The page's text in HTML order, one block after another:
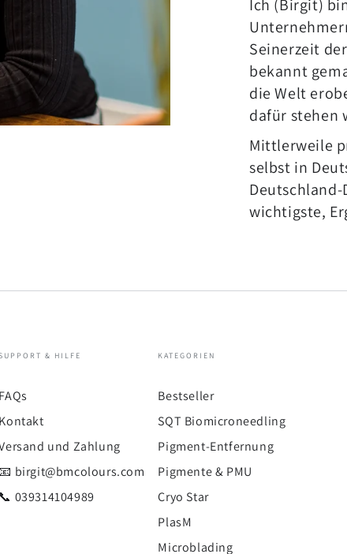
Ich (Birgit)
Seinerzeit
bekannt
die Welt
dafür stehen
Mittlerweile
selbst in
wichtigste,
& HILFE
FAQs
Kontakt
und Zahlung
📧 birgit@bmcolours.com
📞 039314104989
KATEGORIEN
Bestseller
SQT Biomicroneedling
Pigment-Entfernung
Pigmente & PMU
Cryo Star
PlasM
Microblading